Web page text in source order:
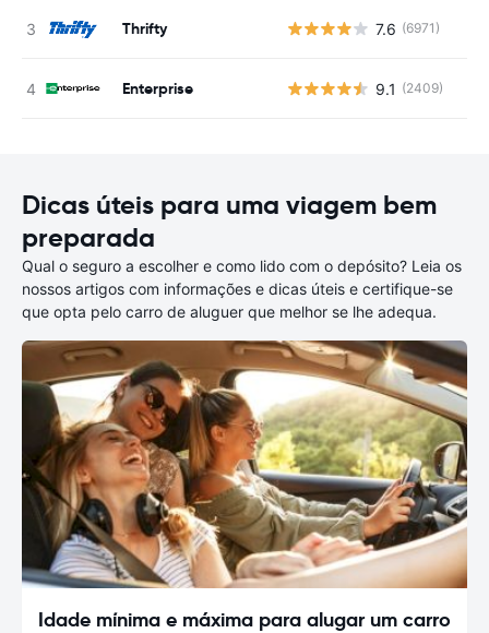
Thrifty 7.6 (6971)
Enterprise 9.1 (2409)
Dicas úteis para uma viagem bem
preparada
Qual o seguro a escolher e como lido com o depósito? Leia os
nossos artigos com informações e dicas úteis e certifique-se
que opta pelo carro de aluguer que melhor se lhe adequa.
Idade mínima e máxima para alugar um carro